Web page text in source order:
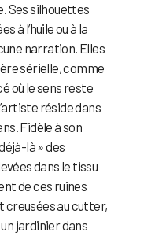
Ses silhouettes
à l’huile ou à la
narration. Elles
sérielle, comme
où le sens reste
réside dans
Fidèle à son
là » des
dans le tissu
de ces ruines
au cutter,
jardinier dans